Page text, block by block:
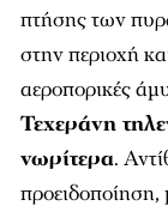
πτήσης των
στην περιοχή
αεροπορικές
Τεχεράνη
νωρίτερα.
προειδοποίηση,